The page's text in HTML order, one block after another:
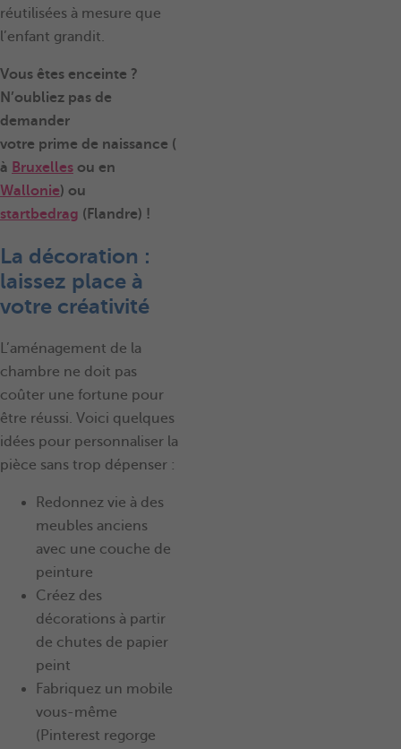
réutilisées à mesure que
l’enfant grandit.
Vous êtes enceinte ?
N’oubliez pas de
demander
votre prime de naissance (
à Bruxelles ou en
Wallonie) ou
startbedrag (Flandre) !
La décoration :
laissez place à
votre créativité
L’aménagement de la
chambre ne doit pas
coûter une fortune pour
être réussi. Voici quelques
idées pour personnaliser la
pièce sans trop dépenser :
Redonnez vie à des
meubles anciens
avec une couche de
peinture
Créez des
décorations à partir
de chutes de papier
peint
Fabriquez un mobile
vous-même
(Pinterest regorge